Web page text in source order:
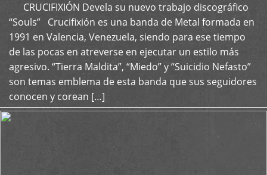
CRUCIFIXIÓN Devela su nuevo trabajo discográfico
“Souls” Crucifixión es una banda de Metal formada en
1991 en Valencia, Venezuela, siendo para ese tiempo
de las pocas en atreverse en ejecutar un estilo más
agresivo. “Tierra Maldita”, “Miedo” y “Suicidio Nefasto”
son temas emblema de esta banda que sus seguidores
conocen y corean […]
+